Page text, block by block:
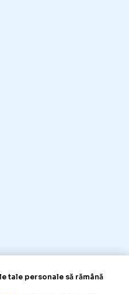
tale personale să rămână